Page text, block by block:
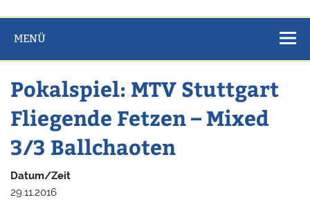
MENÜ
Pokalspiel: MTV Stuttgart
Fliegende Fetzen – Mixed
3/3 Ballchaoten
Datum/Zeit
29.11.2016